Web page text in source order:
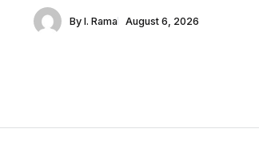
By I. Rama August 6, 2026